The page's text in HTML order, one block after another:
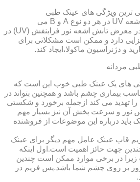
ترین ویژگی های عینک طبی
است،مقاومت در برابر اشعه UV در هر دو نوع A و B می
باشد.قطعاً قرار گرفتن در معرض تابش اشعه نور فرابنفش (UV) در
دارد و ممکن است مشکلاتی برای
و دژنراسیون ماکولا،ایجاد کند.
مردانه
های یک عینک طبی خوب این است که
بیماری چشم باشد و همچنین بتواند در
تهدید می کند ازجمله برخورد و شکستی
نور و سرعت پخش آن نیز بسیار مهم
باید درباره این موضوعات از فروشنده
قاب عینک عامل مهم دیگر برای عینک
جهت حائز اهمیت است.اول اینکه
در برخی موارد ممکن است چندین
بر روی چشم شما باشد.پس فریم در